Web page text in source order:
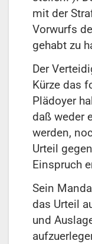
mit der
Vorwurfs
gehabt zu
Der
Kürze das
Plädoyer
daß weder
werden,
Urteil
Einspruch
Sein
das Urteil
und